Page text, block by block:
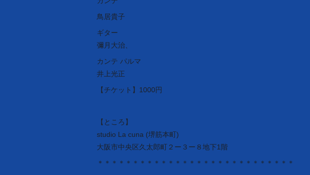
鳥居貴子
ギター
彌月大治、
カンテ パルマ
井上光正
【チケット】1000円
【ところ】
studio La cuna (堺筋本町)
大阪市中央区久太郎町２ー３ー８地下1階
＊＊＊＊＊＊＊＊＊＊＊＊＊＊＊＊＊＊＊＊＊＊＊＊＊＊＊＊